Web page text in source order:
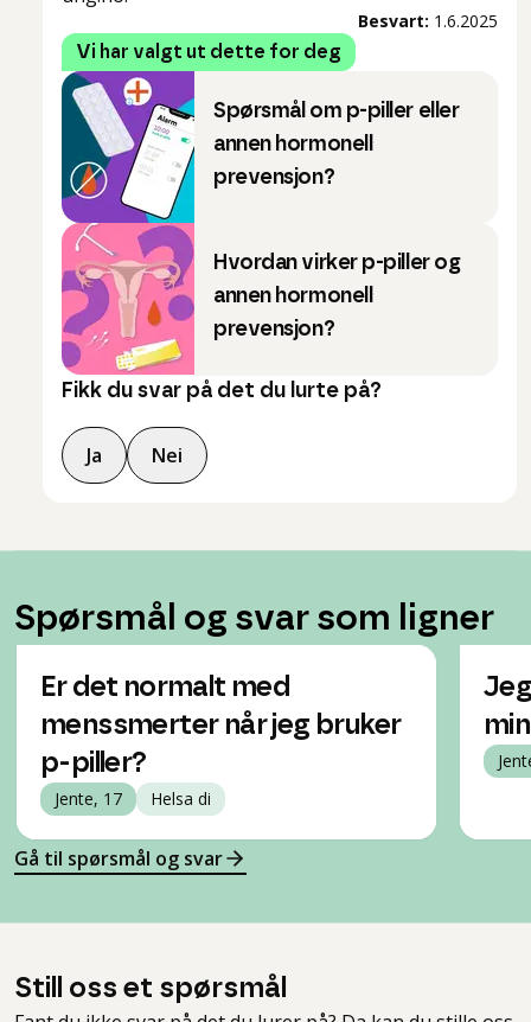
Besvart: 1.6.2025
Vi har valgt ut dette for deg
Spørsmål om p-piller eller
annen hormonell
prevensjon?
Hvordan virker p-piller og
annen hormonell
prevensjon?
Fikk du svar på det du lurte på?
Ja Nei
Spørsmål og svar som ligner
Er det normalt med
menssmerter når jeg bruker
p-piller?
Jente, 17 Helsa di
Gå til spørsmål og svar
Still oss et spørsmål